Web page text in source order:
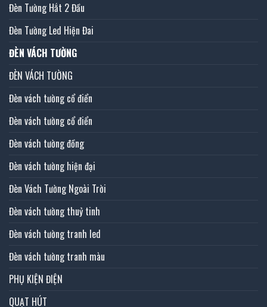
Đèn Tường Hắt 2 Đầu
Đèn Tường Led Hiện Đai
ĐÈN VÁCH TƯỜNG
ĐÈN VÁCH TƯỜNG
Đèn vách tường cổ điển
Đèn vách tường cổ điển
Đèn vách tường đồng
Đèn vách tường hiện đại
Đèn Vách Tường Ngoài Trời
Đèn vách tường thuỷ tinh
Đèn vách tường tranh led
Đèn vách tường tranh màu
PHỤ KIỆN ĐIỆN
QUẠT HÚT